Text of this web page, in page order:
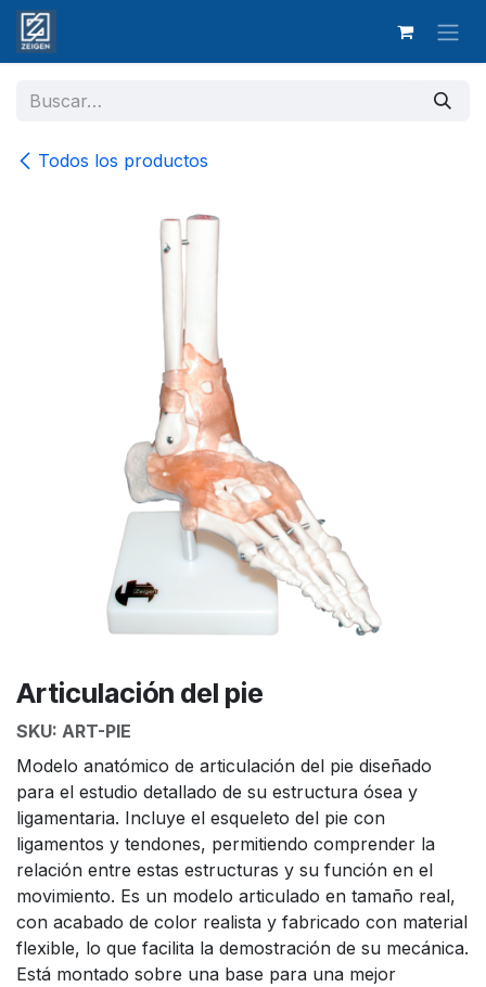
Ir al contenido
Todos los productos
Articulación del pie
SKU: ART-PIE
Modelo anatómico de articulación del pie diseñado
para el estudio detallado de su estructura ósea y
ligamentaria. Incluye el esqueleto del pie con
ligamentos y tendones, permitiendo comprender la
relación entre estas estructuras y su función en el
movimiento. Es un modelo articulado en tamaño real,
con acabado de color realista y fabricado con material
flexible, lo que facilita la demostración de su mecánica.
Está montado sobre una base para una mejor